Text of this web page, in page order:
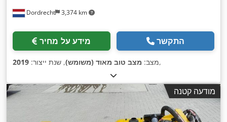
Dordrecht 3,374 km
מידע על מחיר התקשר
מצב: מצב טוב מאוד (משומש), שנת ייצור: 2019 ,
מודעה קטנה